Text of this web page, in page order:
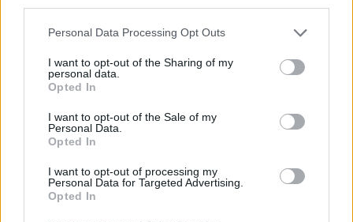
Please note that this website/app uses one or more Google
not limited to your visit or usage behaviour. You may click to
grant or deny consent to Google and its third-party tags to
use your data for below specified purposes in below Google
consent section.
Personal Data Processing Opt Outs
I want to opt-out of the Sharing of my
personal data.
Opted In
I want to opt-out of the Sale of my
Personal Data.
Opted In
I want to opt-out of processing my
Personal Data for Targeted Advertising.
Opted In
Komoly balesetet szenvedett a Finn Rali szombati utolsó előtti
gyorsaságiján Sebastien Ogier: a verseny összetettjét akkor
még vezető francia nagy tempónál sodródott le az útról a fák
közé, a Toyotája csúnyán összetört.
Az FIA közleménye szerint Ogier-t és navigátorát, Julien
Ingassiát azonnal orvosi ellátásban részesítették a helyszínén:
előbbit helikopterrel a közeli kórházba szállították, utóbbit
mentővel vitték el további vizsgálatok céljából. A Toyota Gazoo
Racing annyit közölt, hogy a pilóta és navigátora is segítség
„eszméletüknél vannak és alapvetően jól vannak”.
El ACCIDENTE de Seb OGIER que lo deja OUT